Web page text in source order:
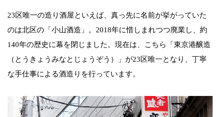
23区唯一の造り酒屋といえば、真っ先に名前が挙がっていた
のは北区の「小山酒造」。2018年に惜しまれつつ廃業し、約
140年の歴史に幕を閉じました。現在は、こちら「東京港醸造
（とうきょうみなとじょうぞう）」が23区唯一となり、丁寧
な手仕事による酒造りを行っています。